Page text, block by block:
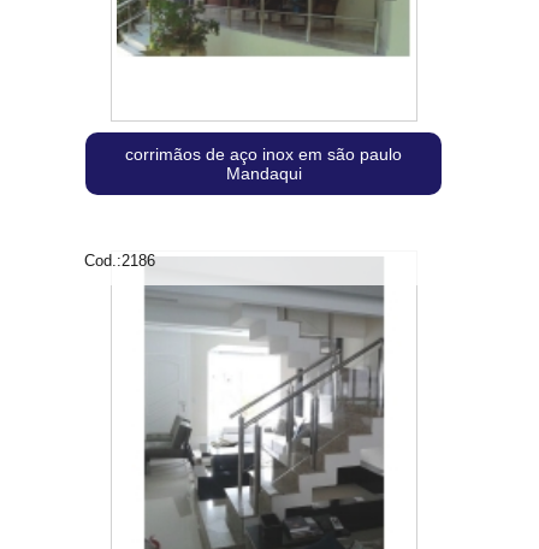
corrimãos de aço inox em são paulo
Mandaqui
Cod.:2186